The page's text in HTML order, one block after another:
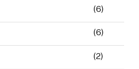
(6)
(6)
(2)